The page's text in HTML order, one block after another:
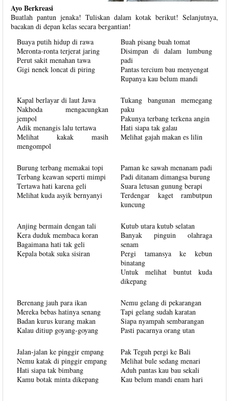
Ayo Berkreasi
Buatlah pantun jenaka! Tuliskan dalam kotak berikut! Selanjutnya,
bacakan di depan kelas secara bergantian!
Buaya putih hidup di rawa
Meronta-ronta terjerat jaring
Perut sakit menahan tawa
Gigi nenek loncat di piring
Buah pisang buah tomat
Disimpan di dalam lumbung
padi
Pantas tercium bau menyengat
Rupanya kau belum mandi
Kapal berlayar di laut Jawa
Nakhoda mengacungkan
jempol
Adik menangis lalu tertawa
Melihat kakak masih
mengompol
Tukang bangunan memegang
paku
Pakunya terbang terkena angin
Hati siapa tak galau
Melihat gajah makan es lilin
Burung terbang memakai topi
Terbang keawan seperti mimpi
Tertawa hati karena geli
Melihat kuda asyik bernyanyi
Paman ke sawah menanam padi
Padi ditanam dimangsa burung
Suara letusan gunung berapi
Terdengar kaget rambutpun
kuncung
Anjing bermain dengan tali
Kera duduk membaca koran
Bagaimana hati tak geli
Kepala botak suka sisiran
Kutub utara kutub selatan
Banyak pinguin olahraga
senam
Pergi tamansya ke kebun
binatang
Untuk melihat buntut kuda
dikepang
Berenang jauh para ikan
Mereka bebas hatinya senang
Badan kurus kurang makan
Kalau ditiup goyang-goyang
Nemu gelang di pekarangan
Tapi gelang sudah karatan
Siapa nyampah sembarangan
Pasti pacarnya orang utan
Jalan-jalan ke pinggir empang
Nemu katak di pinggir empang
Hati siapa tak bimbang
Kamu botak minta dikepang
Pak Teguh pergi ke Bali
Melihat bule sedang menari
Aduh pantas kau bau sekali
Kau belum mandi enam hari